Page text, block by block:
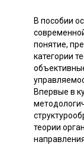
В пособии
понятие,
категории
Впервые в
теории